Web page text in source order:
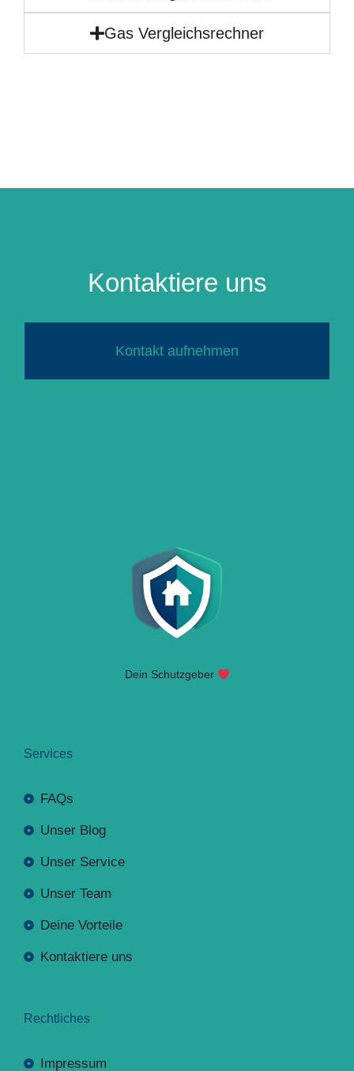
Gas Vergleichsrechner
Kontaktiere uns
Kontakt aufnehmen
Dein Schutzgeber
Services
FAQs
Unser Blog
Unser Service
Unser Team
Deine Vorteile
Kontaktiere uns
Rechtliches
Impressum